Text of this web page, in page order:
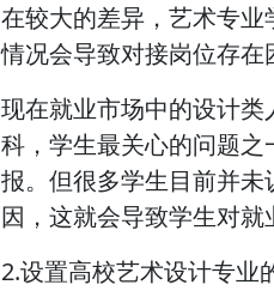
在较大的差异，艺术专
情况会导致对接岗位存在
现在就业市场中的设计
科，学生最关心的问题
报。但很多学生目前并
因，这就会导致学生对就
2.设置高校艺术设计专业